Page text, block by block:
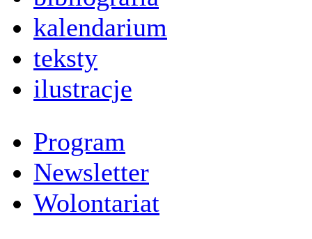
kalendarium
teksty
ilustracje
Program
Newsletter
Wolontariat